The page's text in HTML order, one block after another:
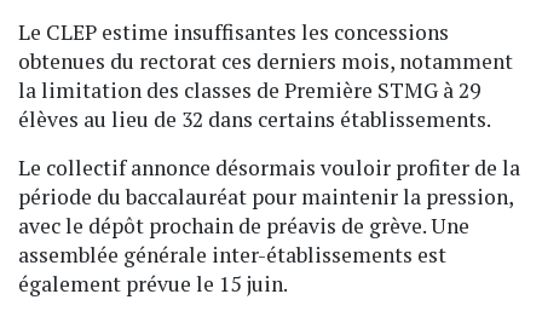
Le CLEP estime insuffisantes les concessions
obtenues du rectorat ces derniers mois, notamment
la limitation des classes de Première STMG à 29
élèves au lieu de 32 dans certains établissements.
Le collectif annonce désormais vouloir profiter de la
période du baccalauréat pour maintenir la pression,
avec le dépôt prochain de préavis de grève. Une
assemblée générale inter-établissements est
également prévue le 15 juin.